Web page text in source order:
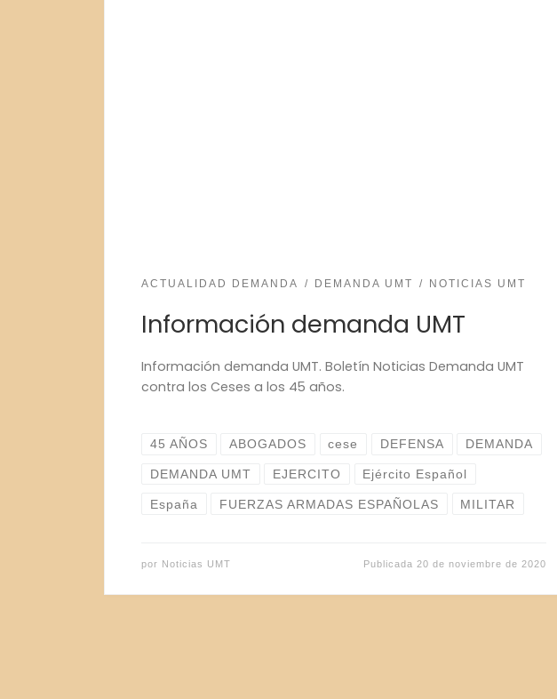
ACTUALIDAD DEMANDA DEMANDA UMT NOTICIAS UMT
Información demanda UMT
Información demanda UMT. Boletín Noticias Demanda UMT
contra los Ceses a los 45 años.
45 AÑOS ABOGADOS cese DEFENSA DEMANDA
DEMANDA UMT EJERCITO Ejército Español
España FUERZAS ARMADAS ESPAÑOLAS MILITAR
por Noticias UMT Publicada 20 de noviembre de 2020